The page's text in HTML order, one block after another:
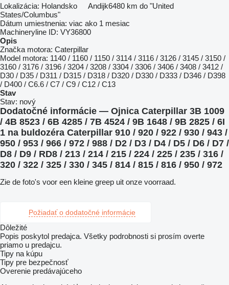
Lokalizácia: Holandsko Andijk6480 km do "United
States/Columbus"
Dátum umiestnenia: viac ako 1 mesiac
Machineryline ID: VY36800
Opis
Značka motora: Caterpillar
Model motora: 1140 / 1160 / 1150 / 3114 / 3116 / 3126 / 3145 / 3150 /
3160 / 3176 / 3196 / 3204 / 3208 / 3304 / 3306 / 3406 / 3408 / 3412 /
D30 / D35 / D311 / D315 / D318 / D320 / D330 / D333 / D346 / D398
/ D400 / C6.6 / C7 / C9 / C12 / C13
Stav
Stav: nový
Dodatočné informácie — Ojnica Caterpillar 3B 1009
/ 4B 8523 / 6B 4285 / 7B 4524 / 9B 1648 / 9B 2825 / 6I
1 na buldozéra Caterpillar 910 / 920 / 922 / 930 / 943 /
950 / 953 / 966 / 972 / 988 / D2 / D3 / D4 / D5 / D6 / D7 /
D8 / D9 / RD8 / 213 / 214 / 215 / 224 / 225 / 235 / 316 /
320 / 322 / 325 / 330 / 345 / 814 / 815 / 816 / 950 / 972
Zie de foto's voor een kleine greep uit onze voorraad.
Požiadať o dodatočné informácie
Dôležité
Popis poskytol predajca. Všetky podrobnosti si prosím overte
priamo u predajcu.
Tipy na kúpu
Tipy pre bezpečnosť
Overenie predávajúceho